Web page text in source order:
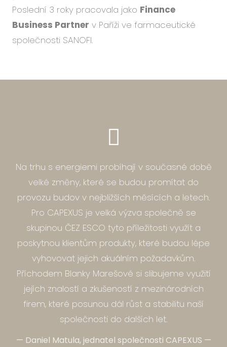
Poslední 3 roky pracovala jako Finance
Business Partner v Paříži ve farmaceutické
společnosti SANOFI.
Na trhu s energiemi probíhají v současné době
velké změny, které se budou promítat do
provozu budov v nejbližších měsících a letech.
Pro CAPEXUS je velká výzva společně se
skupinou ČEZ ESCO tyto příležitosti využít a
poskytnou klientům produkty, které budou lépe
vyhovovat jejich akuálním požadavkům.
Příchodem Blanky Marešové si slibujeme využití
jejích znalostí a zkušeností z mezinárodních
firem, které posunou dál růst a stabilitu naší
společnosti do dalších let.
— Daniel Matula, jednatel společnosti CAPEXUS —